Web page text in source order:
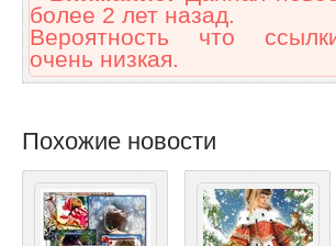
более 2 лет назад.
Вероятность что
очень низкая.
Похожие новости